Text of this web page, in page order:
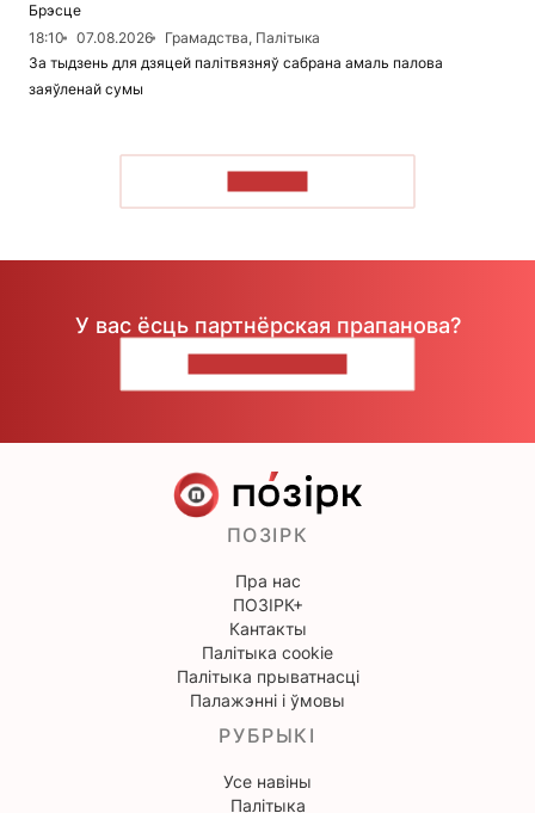
Брэсце
18:10
07.08.2026
Грамадства, Палітыка
За тыдзень для дзяцей палітвязняў сабрана амаль палова
заяўленай сумы
У вас ёсць партнёрская прапанова?
ПОЗІРК
Пра нас
ПОЗІРК+
Кантакты
Палітыка cookie
Палітыка прыватнасці
Палажэнні і ўмовы
РУБРЫКІ
Усе навіны
Палітыка